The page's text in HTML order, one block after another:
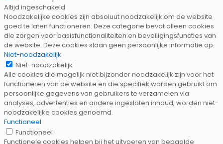
Altijd ingeschakeld
Noodzakelijke cookies zijn absoluut noodzakelijk om de website
goed te laten functioneren. Deze categorie bevat alleen cookies
die zorgen voor basisfunctionaliteiten en beveiligingsfuncties van
de website. Deze cookies slaan geen persoonlijke informatie op.
Niet-noodzakelijk
Niet-noodzakelijk
Alle cookies die mogelijk niet bijzonder noodzakelijk zijn voor het
functioneren van de website en die specifiek worden gebruikt om
persoonlijke gegevens van gebruikers te verzamelen via
analyses, advertenties en andere ingesloten inhoud, worden niet-
noodzakelijke cookies genoemd.
Functioneel
Functioneel
Functionele cookies helpen bij het uitvoeren van bepaalde